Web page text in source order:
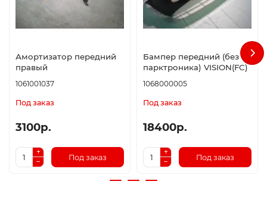
Амортизатор передний
правый
1061001037
Под заказ
3100р.
Под заказ
Бампер передний (без
парктроника) VISION(FC)
1068000005
Под заказ
18400р.
Под заказ